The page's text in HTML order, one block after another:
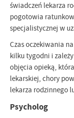
świadczeń lekarza
pogotowia
specjalistycznej w
Czas oczekiwania
kilku tygodni i
objęcia opieką,
lekarskiej, chory
lekarza rodzinnego
Psycholog